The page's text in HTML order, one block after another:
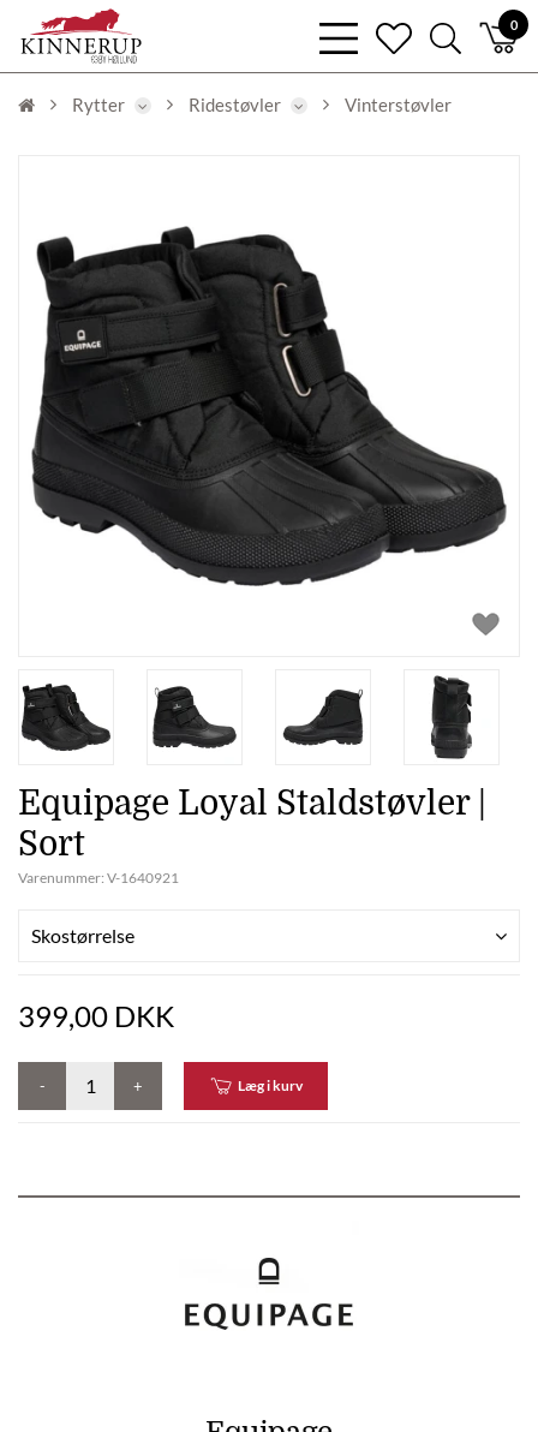
0
bars
light
heart
search
light
Rytter Ridestøvler Vinterstøvler
Equipage Loyal Staldstøvler |
Sort
Varenummer: V-1640921
Skostørrelse
399,00 DKK
- + Læg i kurv